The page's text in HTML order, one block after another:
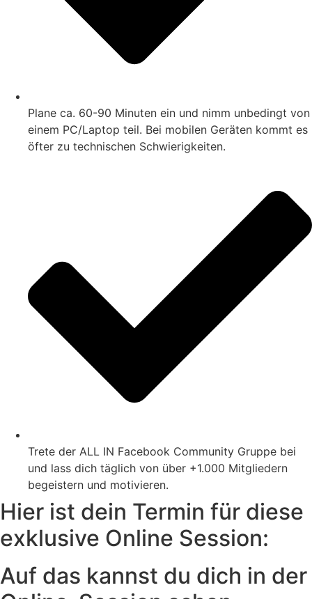
Plane ca. 60-90 Minuten ein und nimm unbedingt von
einem PC/Laptop teil. Bei mobilen Geräten kommt es
öfter zu technischen Schwierigkeiten.
Trete der ALL IN Facebook Community Gruppe bei
und lass dich täglich von über +1.000 Mitgliedern
begeistern und motivieren.
Hier ist dein Termin für diese
exklusive Online Session:
Auf das kannst du dich in der